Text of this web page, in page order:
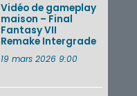
Vidéo de gameplay
maison – Final
Fantasy VII
Remake Intergrade
19 mars 2026 9:00